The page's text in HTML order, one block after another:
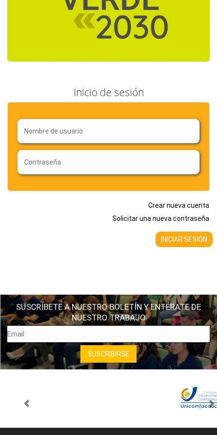
Inicio de sesión
Crear nueva cuenta
Solicitar una nueva contraseña
SUSCRÍBETE A NUESTRO BOLETÍN Y ENTÉRATE DE
NUESTRO TRABAJO